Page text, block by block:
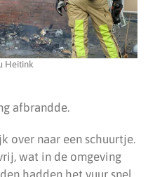
Heitink
afbrandde.
over naar een schuurtje.
wat in de omgeving